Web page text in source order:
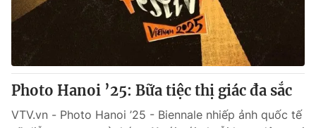
Photo Hanoi ’25: Bữa tiệc thị giác đa sắc
VTV.vn - Photo Hanoi ’25 - Biennale nhiếp ảnh quốc tế